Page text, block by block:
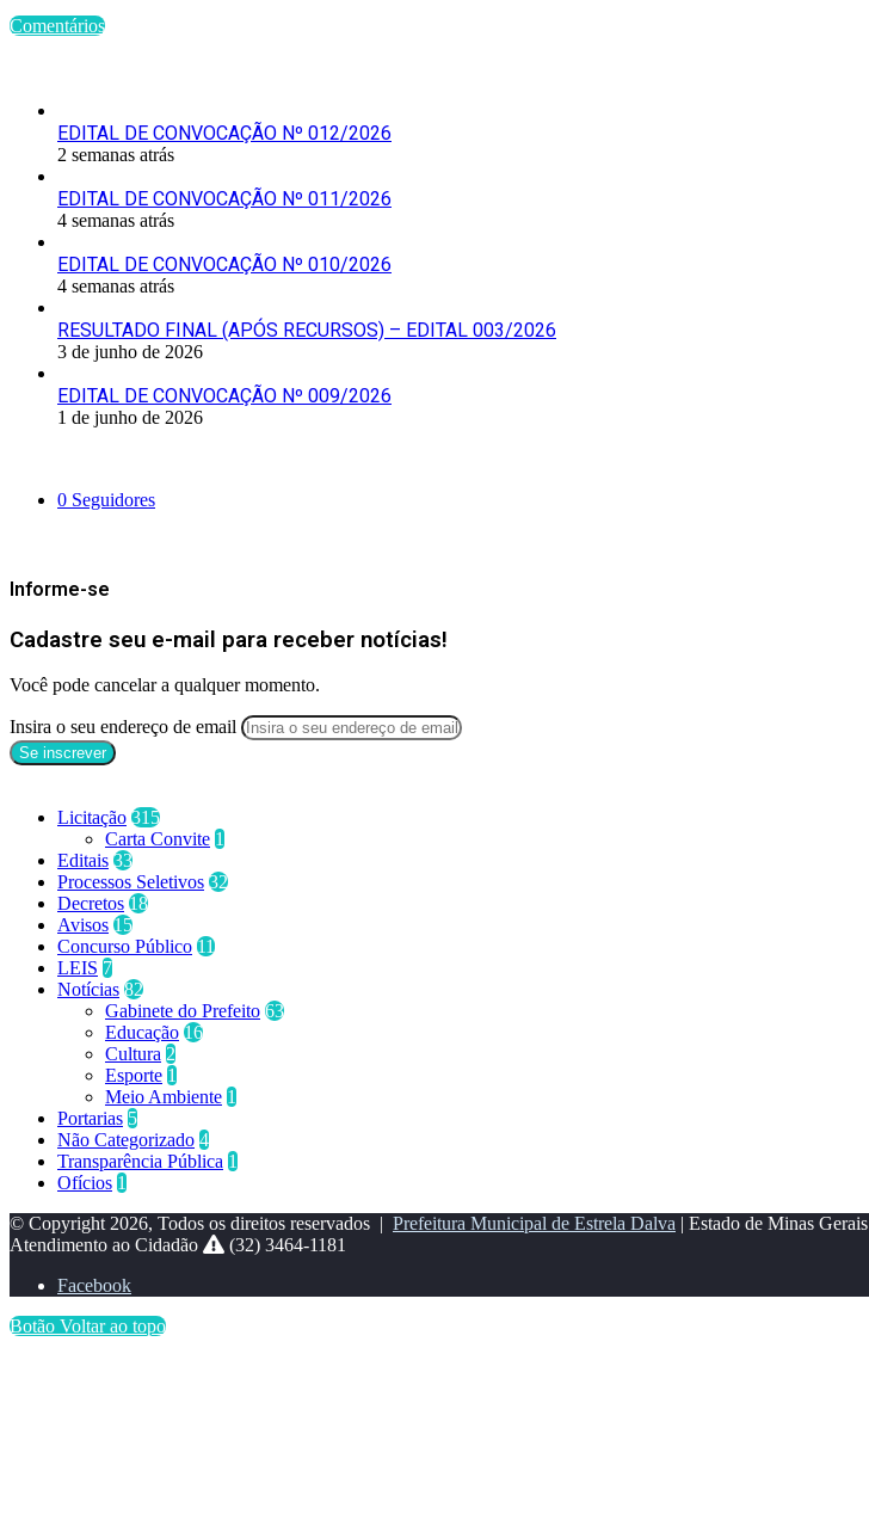
Comentários
EDITAL DE CONVOCAÇÃO Nº 012/2026
2 semanas atrás
EDITAL DE CONVOCAÇÃO Nº 011/2026
4 semanas atrás
EDITAL DE CONVOCAÇÃO Nº 010/2026
4 semanas atrás
RESULTADO FINAL (APÓS RECURSOS) – EDITAL 003/2026
3 de junho de 2026
EDITAL DE CONVOCAÇÃO Nº 009/2026
1 de junho de 2026
0 Seguidores
Informe-se
Cadastre seu e-mail para receber notícias!
Você pode cancelar a qualquer momento.
Insira o seu endereço de email
Licitação 315
Carta Convite 1
Editais 33
Processos Seletivos 32
Decretos 18
Avisos 15
Concurso Público 11
LEIS 7
Notícias 82
Gabinete do Prefeito 63
Educação 16
Cultura 2
Esporte 1
Meio Ambiente 1
Portarias 5
Não Categorizado 4
Transparência Pública 1
Ofícios 1
© Copyright 2026, Todos os direitos reservados | Prefeitura Municipal de Estrela Dalva | Estado de Minas Gerais
Atendimento ao Cidadão
(32) 3464-1181
Facebook
Botão Voltar ao topo